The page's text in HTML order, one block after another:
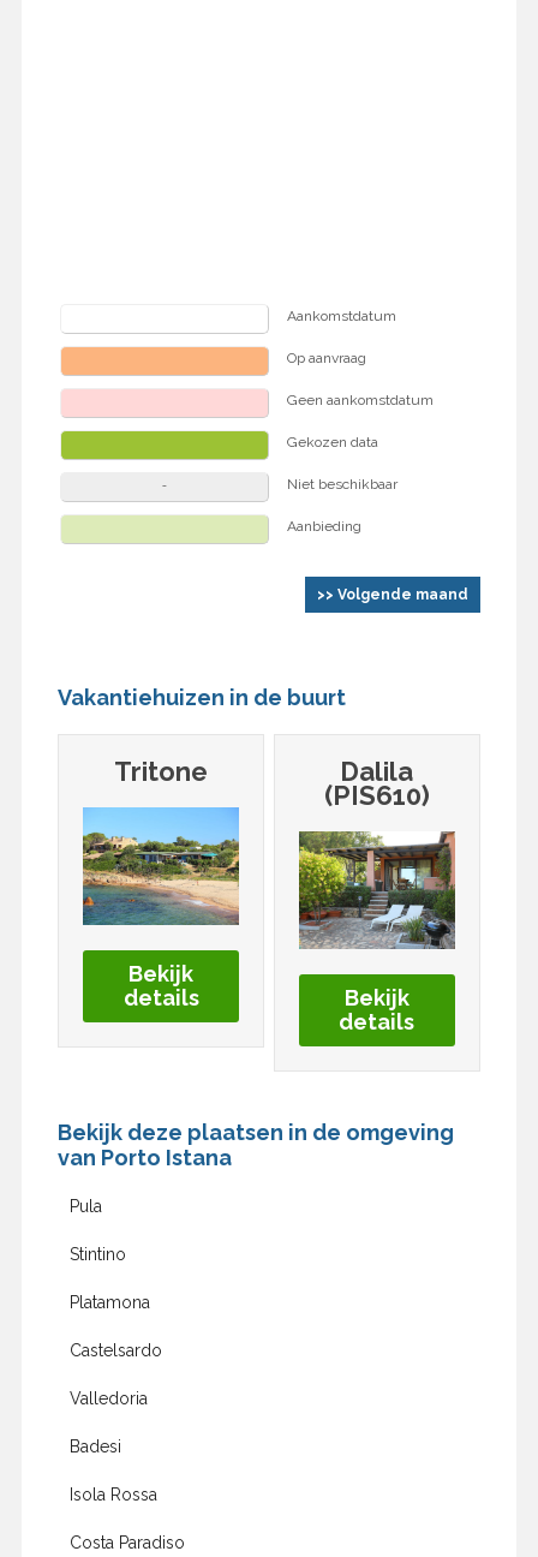
Aankomstdatum
Op aanvraag
Geen aankomstdatum
Gekozen data
Niet beschikbaar
Aanbieding
>> Volgende maand
Vakantiehuizen in de buurt
Tritone
Bekijk
details
Dalila
(PIS610)
Bekijk
details
Bekijk deze plaatsen in de omgeving
van Porto Istana
Pula
Stintino
Platamona
Castelsardo
Valledoria
Badesi
Isola Rossa
Costa Paradiso